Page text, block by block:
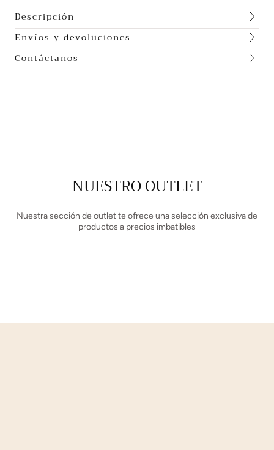
Descripción
Envíos y devoluciones
Contáctanos
NUESTRO OUTLET
Nuestra sección de outlet te ofrece una selección exclusiva de
productos a precios imbatibles